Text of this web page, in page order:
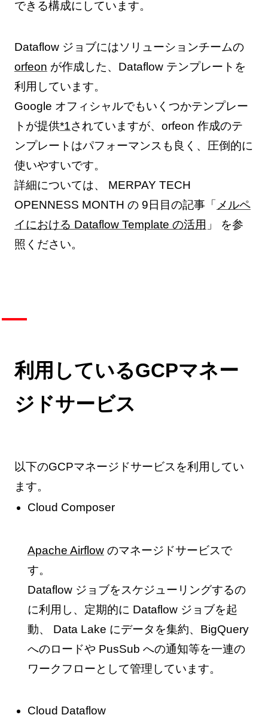
できる構成にしています。
Dataflow ジョブにはソリューションチームの
orfeon が作成した、Dataflow テンプレートを
利用しています。
Google オフィシャルでもいくつかテンプレー
トが提供*1されていますが、orfeon 作成のテ
ンプレートはパフォーマンスも良く、圧倒的に
使いやすいです。
詳細については、 MERPAY TECH
OPENNESS MONTH の 9日目の記事「 メルペ
イにおける Dataflow Template の活用 」 を参
照ください。
利用しているGCPマネー
ジドサービス
以下のGCPマネージドサービスを利用してい
ます。
Cloud Composer
Apache Airflowのマネージドサービスで
す。
Dataflow ジョブをスケジューリングするの
に利用し、定期的に Dataflow ジョブを起
動、 Data Lake にデータを集約、BigQuery
へのロードや PusSub への通知等を一連の
ワークフローとして管理しています。
Cloud Dataflow